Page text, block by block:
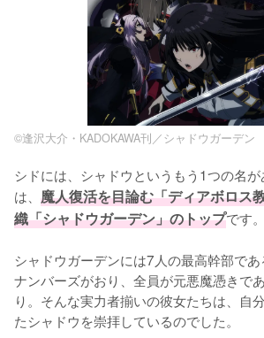
©逢沢大介・KADOKAWA刊／シャドウガーデン
シドには、シャドウというもう1つの名
は、 魔人復活を目論む「ディアボロス
織「シャドウガーデン」のトップです。
シャドウガーデンには7人の最高幹部で
ナンバーズがおり、全員が元悪魔憑きで
り。そんな実力者揃いの彼女たちは、自
たシャドウを崇拝しているのでした。